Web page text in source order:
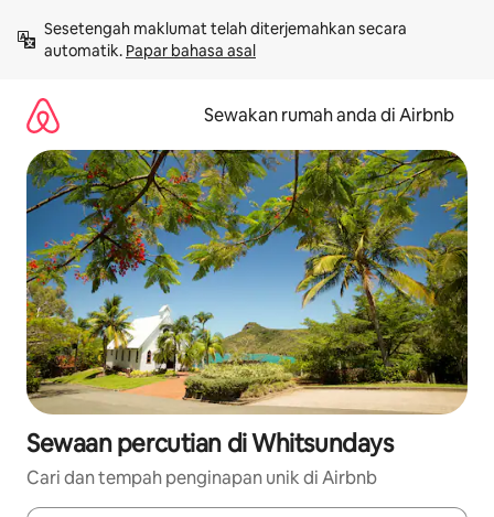
kandungan
Sesetengah maklumat telah diterjemahkan secara
automatik. Papar bahasa asal
Sewakan rumah anda di Airbnb
Sewaan percutian di Whitsundays
Cari dan tempah penginapan unik di Airbnb